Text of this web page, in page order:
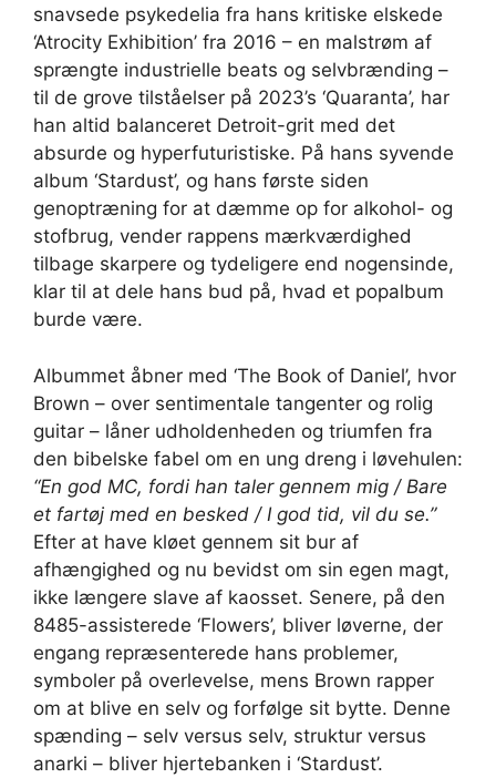
snavsede psykedelia fra hans kritiske elskede
‘Atrocity Exhibition’ fra 2016 – en malstrøm af
sprængte industrielle beats og selvbrænding –
til de grove tilståelser på 2023’s ‘Quaranta’, har
han altid balanceret Detroit-grit med det
absurde og hyperfuturistiske. På hans syvende
album ‘Stardust’, og hans første siden
genoptræning for at dæmme op for alkohol- og
stofbrug, vender rappens mærkværdighed
tilbage skarpere og tydeligere end nogensinde,
klar til at dele hans bud på, hvad et popalbum
burde være.
Albummet åbner med ‘The Book of Daniel’, hvor
Brown – over sentimentale tangenter og rolig
guitar – låner udholdenheden og triumfen fra
den bibelske fabel om en ung dreng i løvehulen:
“En god MC, fordi han taler gennem mig / Bare
et fartøj med en besked / I god tid, vil du se.”
Efter at have kløet gennem sit bur af
afhængighed og nu bevidst om sin egen magt,
ikke længere slave af kaosset. Senere, på den
8485-assisterede ‘Flowers’, bliver løverne, der
engang repræsenterede hans problemer,
symboler på overlevelse, mens Brown rapper
om at blive en selv og forfølge sit bytte. Denne
spænding – selv versus selv, struktur versus
anarki – bliver hjertebanken i ‘Stardust’.